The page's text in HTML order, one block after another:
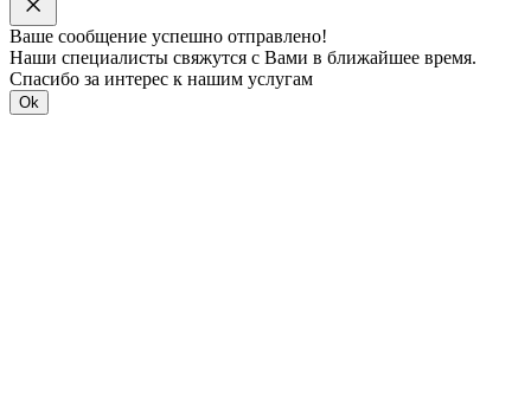
Ваше сообщение успешно отправлено!
Наши специалисты свяжутся с Вами в ближайшее время.
Спасибо за интерес к нашим услугам
Ok